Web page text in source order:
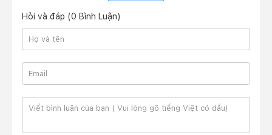
Hỏi và đáp (0 Bình Luận)